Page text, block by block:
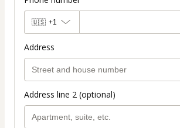
🇺🇸 +1
Address
Address line 2 (optional)